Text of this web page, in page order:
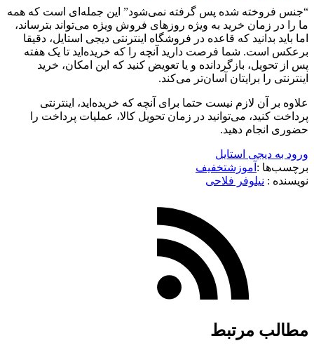
“جنس فروخته شده پس گرفته نمی‌شود” این جمله‌ای است که همه
ما را در زمان خرید به ویژه روزهای فروش ویژه می‌تواند بترساند،
اما باید بدانید که قاعده در فروشگاه اینترنتی دیجی استایل، دقیقا
برعکس است. شما فرصت دارید آنچه را که خریده‌اید تا یک هفته
پس از تحویل، بازگردانده و یا تعویض کنید که این امکان، خرید
اینترنتی را برایتان آسان‌تر می‌کند.
علاوه بر آن لازم نیست حتما برای آنچه که خریده‌اید، اینترنتی
پرداخت کنید، می‌توانید در زمان تحویل کالا، عملیات پرداخت را
حضوری انجام دهید.
ورود به دیجی استایل
برچسب‌ها : آموزشتخفیف
نویسنده :‌ نیلوفر فلاحی
مطالب مرتبط